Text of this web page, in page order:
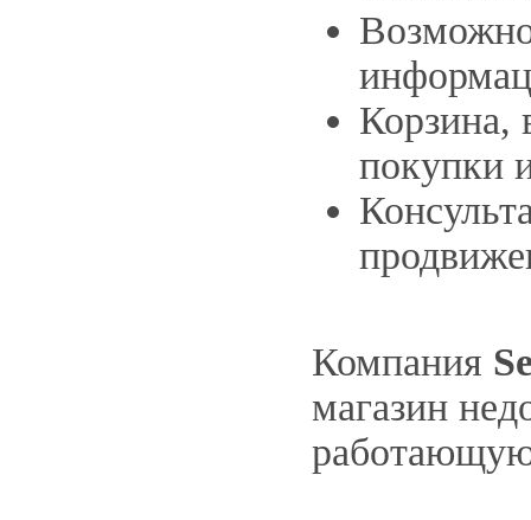
Корзина,
покупки
Компания
магазин